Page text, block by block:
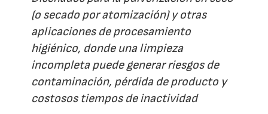
(o secado por atomización) y otras
aplicaciones de procesamiento
higiénico, donde una limpieza
incompleta puede generar riesgos de
contaminación, pérdida de producto y
costosos tiempos de inactividad